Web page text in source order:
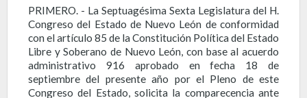
PRIMERO. - La Septuagésima Sexta Legislatura del H.
Congreso del Estado de Nuevo León de conformidad
con el artículo 85 de la Constitución Política del Estado
Libre y Soberano de Nuevo León, con base al acuerdo
administrativo 916 aprobado en fecha 18 de
septiembre del presente año por el Pleno de este
Congreso del Estado, solicita la comparecencia ante